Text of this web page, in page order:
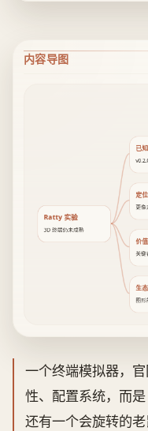
内容导图
Ratty 实验
3D 终端仍未成熟
已
定
更像
价
关键
生
图形
一个终端模拟器，
性、配置系统，而是
还有一个会旋转的老